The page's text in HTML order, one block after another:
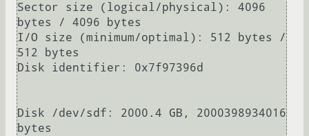
Sector size (logical/physical): 4096
bytes / 4096 bytes
I/O size (minimum/optimal): 512 bytes /
512 bytes
Disk identifier: 0x7f97396d
Disk /dev/sdf: 2000.4 GB, 2000398934016
bytes